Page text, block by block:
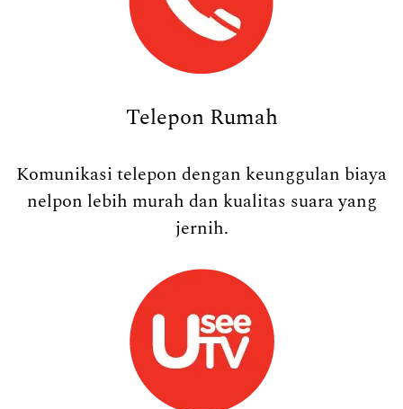
Telepon Rumah
Komunikasi telepon dengan keunggulan biaya
nelpon lebih murah dan kualitas suara yang
jernih.